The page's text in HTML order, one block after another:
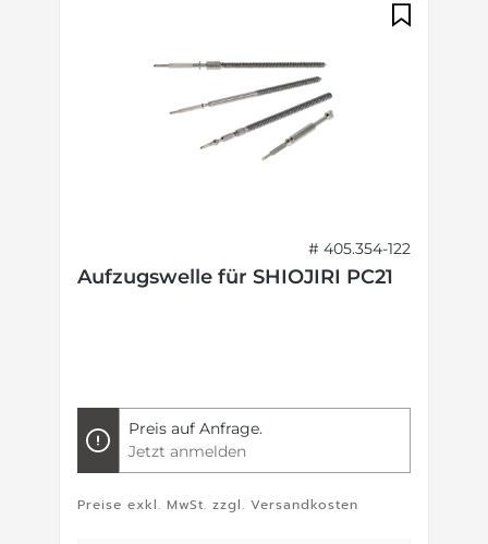
# 405.354-122
Aufzugswelle für SHIOJIRI PC21
Preis auf Anfrage.
Jetzt anmelden
Preise exkl. MwSt. zzgl. Versandkosten